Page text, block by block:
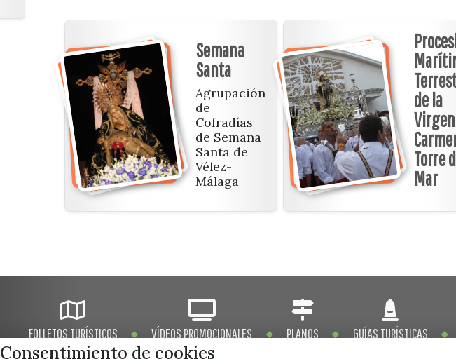
Semana
Santa
Agrupación
de
Cofradías
de Semana
Santa de
Vélez-
Málaga
de la
Torre
Mar
FOLLETOS TURÍSTICOS VÍDEOS PROMOCIONALES PLANOS GUÍAS TURÍSTICAS
Consentimiento de cookies